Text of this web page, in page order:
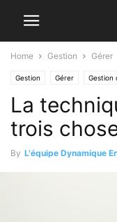
Home Gestion Gérer
Gestion Gérer Gestion
La
trois
By L'équipe Dynamique